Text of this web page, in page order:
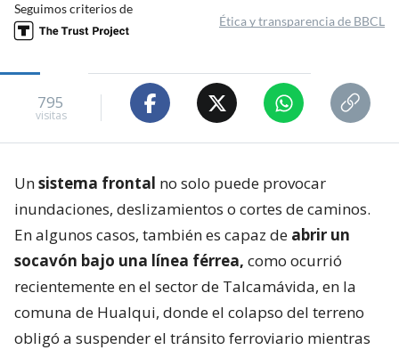
Seguimos criterios de
Ética y transparencia de BBCL
795
visitas
Unsistema frontal no solo puede provocar
inundaciones, deslizamientos o cortes de caminos.
En algunos casos, también es capaz de abrir un
socavón bajo una línea férrea, como ocurrió
recientemente en el sector de Talcamávida, en la
comuna de Hualqui, donde el colapso del terreno
obligó a suspender el tránsito ferroviario mientras